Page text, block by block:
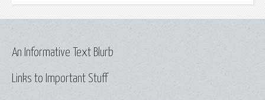
Links to Important Stuff
An Informative Text Blurb